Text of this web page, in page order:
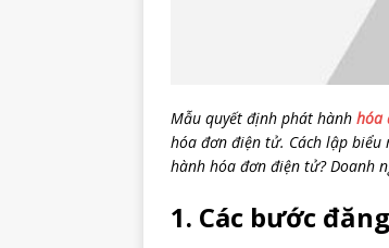
Mẫu quyết định phát hành hóa
hóa đơn điện tử. Cách lập
hành hóa đơn điện tử? Doanh
1. Các bước